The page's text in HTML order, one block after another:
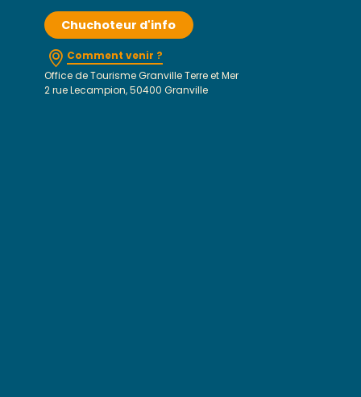
Chuchoteur d'info
Comment venir ?
Office de Tourisme Granville Terre et Mer
2 rue Lecampion, 50400 Granville